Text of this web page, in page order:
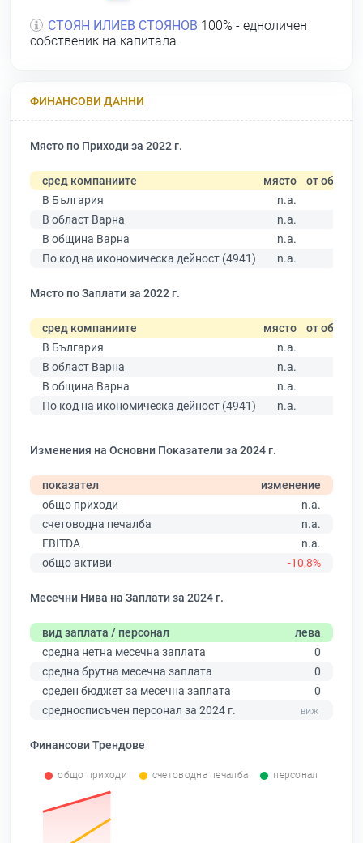
СТОЯН ИЛИЕВ СТОЯНОВ 100% - едноличен
собственик на капитала
ФИНАНСОВИ ДАННИ
Място по Приходи за 2022 г.
сред компаниите място от общо
В България
n.a.
В област Варна
n.a.
В община Варна
n.a.
По код на икономическа дейност (4941)
n.a.
Място по Заплати за 2022 г.
сред компаниите място от общо
В България
n.a.
В област Варна
n.a.
В община Варна
n.a.
По код на икономическа дейност (4941)
n.a.
Изменения на Основни Показатели за 2024 г.
показател
изменение
общо приходи
n.a.
счетоводна печалба
n.a.
EBITDA
n.a.
общо активи
-10,8%
Месечни Нива на Заплати за 2024 г.
вид заплата / персонал
лева
средна нетна месечна заплата
0
средна брутна месечна заплата
0
среден бюджет за месечна заплата
0
средносписъчен персонал за 2024 г.
Финансови Трендове
общо приходи счетоводна печалба персонал